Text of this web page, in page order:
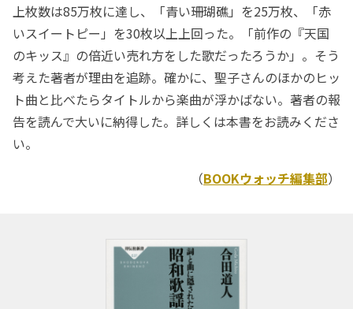
上枚数は85万枚に達し、「青い珊瑚礁」を25万枚、「赤
いスイートピー」を30枚以上上回った。「前作の『天国
のキッス』の倍近い売れ方をした歌だったろうか」。そう
考えた著者が理由を追跡。確かに、聖子さんのほかのヒッ
ト曲と比べたらタイトルから楽曲が浮かばない。著者の報
告を読んで大いに納得した。詳しくは本書をお読みくださ
い。
（BOOKウォッチ編集部）